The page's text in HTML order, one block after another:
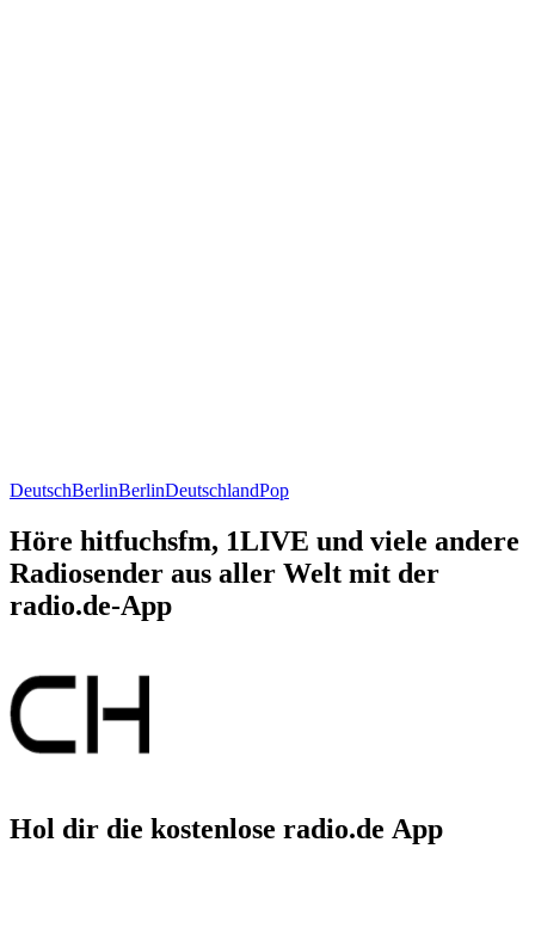
DeutschBerlinBerlinDeutschlandPop
Höre hitfuchsfm, 1LIVE und viele andere
Radiosender aus aller Welt mit der
radio.de-App
Hol dir die kostenlose radio.de App